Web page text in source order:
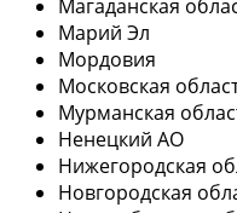
Магаданская
Марий Эл
Мордовия
Московская
Мурманская
Ненецкий АО
Нижегородская
Новгородская